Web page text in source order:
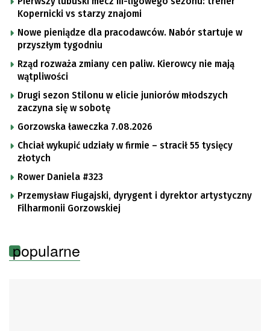
Kopernicki vs starzy znajomi
Nowe pieniądze dla pracodawców. Nabór startuje w
przyszłym tygodniu
Rząd rozważa zmiany cen paliw. Kierowcy nie mają
wątpliwości
Drugi sezon Stilonu w elicie juniorów młodszych
zaczyna się w sobotę
Gorzowska ławeczka 7.08.2026
Chciał wykupić udziały w firmie – stracił 55 tysięcy
złotych
Rower Daniela #323
Przemysław Fiugajski, dyrygent i dyrektor artystyczny
Filharmonii Gorzowskiej
popularne